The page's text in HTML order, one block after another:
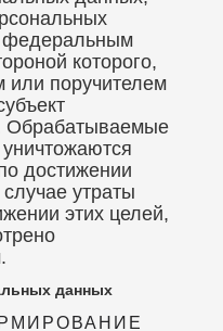
федеральным
которого,
или поручителем
Обрабатываемые
достижении
утраты
этих целей,
данных